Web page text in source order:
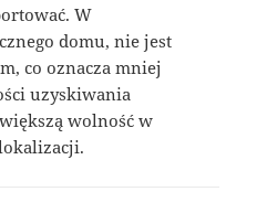
W
domu, nie jest
co oznacza mniej
uzyskiwania
wolność w